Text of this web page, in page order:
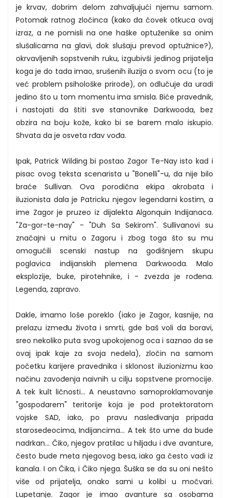
je krvav, dobrim delom zahvaljujući njemu samom.
Potomak ratnog zločinca (kako da čovek otkuca ovaj
izraz, a ne pomisli na one haške optuženike sa onim
slušalicama na glavi, dok slušaju prevod optužnice?),
okrvavljenih sopstvenih ruku, izgubivši jedinog prijatelja
koga je do tada imao, srušenih iluzija o svom ocu (to je
već problem psihološke prirode), on odlučuje da uradi
jedino što u tom momentu ima smisla. Biće pravednik,
i nastojati da štiti sve stanovnike Darkwooda, bez
obzira na boju kože, kako bi se barem malo iskupio.
Shvata da je osveta rđav vođa.
Ipak, Patrick Wilding bi postao Zagor Te-Nay isto kad i
pisac ovog teksta scenarista u "Bonelli"-u, da nije bilo
braće Sullivan. Ova porodična ekipa akrobata i
iluzionista dala je Patricku njegov legendarni kostim, a
ime Zagor je pruzeo iz dijalekta Algonquin Indijanaca.
"Za-gor-te-nay" - "Duh Sa Sekirom". Sullivanovi su
značajni u mitu o Zagoru i zbog toga što su mu
omogućili scenski nastup na godišnjem skupu
poglavica indijanskih plemena Darkwooda. Malo
eksplozije, buke, pirotehnike, i - zvezda je rođena.
Legenda, zapravo.
Dakle, imamo loše poreklo (iako je Zagor, kasnije, na
prelazu između života i smrti, gde baš voli da boravi,
sreo nekoliko puta svog upokojenog oca i saznao da se
ovaj ipak kaje za svoja nedela), zločin na samom
početku karijere pravednika i sklonost iluzionizmu kao
načinu zavođenja naivnih u cilju sopstvene promocije.
A tek kult ličnosti... A neustavno samoproklamovanje
"gospodarem" teritorije koja je pod protektoratom
vojske SAD, iako, po pravu nasleđivanja pripada
starosedeocima, Indijancima... A tek što ume da bude
nadrkan... Čiko, njegov pratilac u hiljadu i dve avanture,
često bude meta njegovog besa, iako ga često vadi iz
kanala. I on Čika, i Čiko njega. Šuška se da su oni nešto
više od prijatelja, onako sami u kolibi u močvari.
Lupetanje. Zagor je imao avanture sa osobama